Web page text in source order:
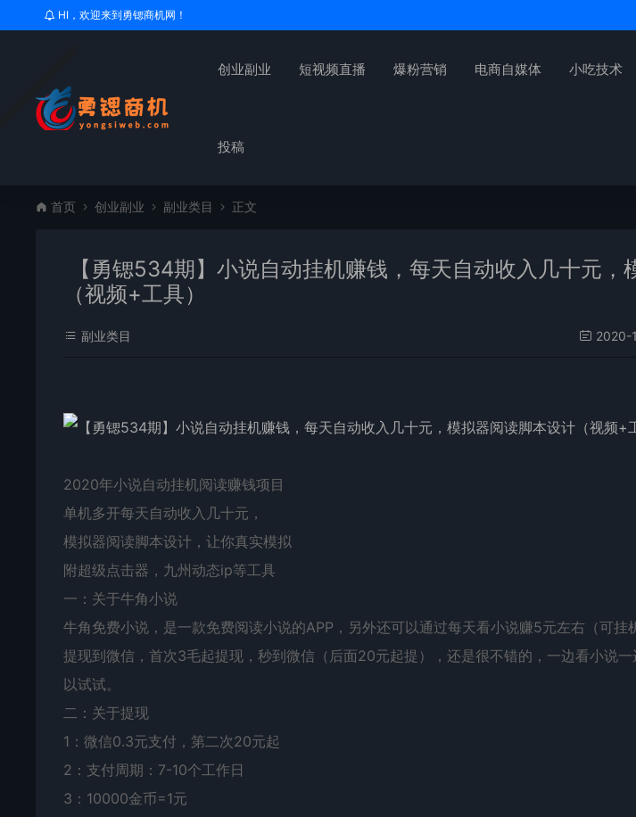
HI，欢迎来到勇锶商机网！
创业副业 短视频直播 爆粉营销 电商自媒体 小吃技术
投稿
首页 创业副业 副业类目 正文
【勇锶534期】小说自动挂机赚钱，每天自动收入几十元，
（视频+工具）
副业类目 2020-
2020年小说自动挂机阅读赚钱项目
单机多开每天自动收入几十元，
模拟器阅读脚本设计，让你真实模拟
附超级点击器，九州动态ip等工具
一：关于牛角小说
牛角免费小说，是一款免费阅读小说的APP，另外还可以通过每天看小说赚5元左右（可挂
提现到微信，首次3毛起提现，秒到微信（后面20元起提），还是很不错的，一边看小说
以试试。
二：关于提现
1：微信0.3元支付，第二次20元起
2：支付周期：7-10个工作日
3：10000金币=1元